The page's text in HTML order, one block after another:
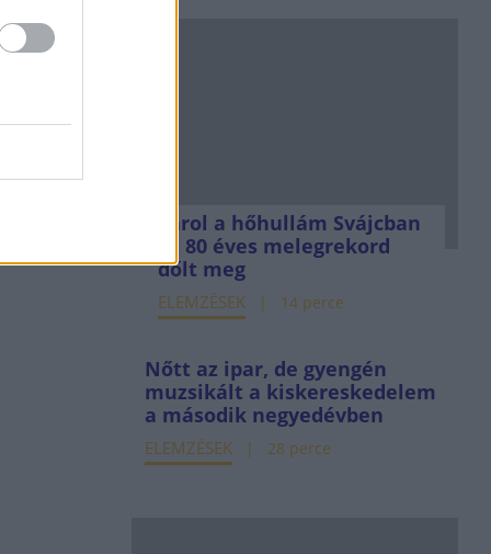
feb. 12.
Tarol a hőhullám Svájcban
is, 80 éves melegrekord
dőlt meg
ELEMZÉSEK 14 perce
Nőtt az ipar, de gyengén
muzsikált a kiskereskedelem
a második negyedévben
ELEMZÉSEK 28 perce